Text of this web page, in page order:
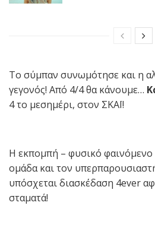
Το σύμπαν συνωμότησε και η
γεγονός! Από 4/4 θα κάνουμε…
4 το μεσημέρι, στον ΣΚΑΪ!
Η εκπομπή – φυσικό φαινόμενο
ομάδα και τον
υπόσχεται διασκέδαση 4ever
σταματά!